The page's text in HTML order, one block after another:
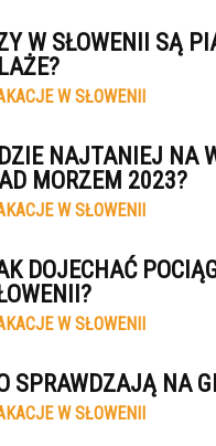
W SŁOWENII SĄ
W SŁOWENII
NAJTANIEJ NA
MORZEM 2023?
W SŁOWENII
DOJECHAĆ
W SŁOWENII
SPRAWDZAJĄ NA
W SŁOWENII